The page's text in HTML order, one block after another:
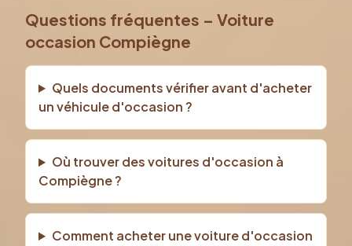
Questions fréquentes – Voiture
occasion Compiègne
Quels documents vérifier avant d'acheter
un véhicule d'occasion ?
Où trouver des voitures d'occasion à
Compiègne ?
Comment acheter une voiture d'occasion